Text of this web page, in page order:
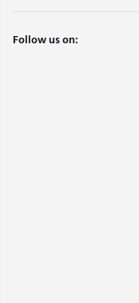
Follow us on: